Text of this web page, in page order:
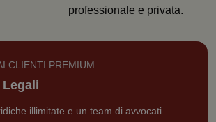
professionale e privata.
CLIENTI PREMIUM
illimitate e un team di avvocati